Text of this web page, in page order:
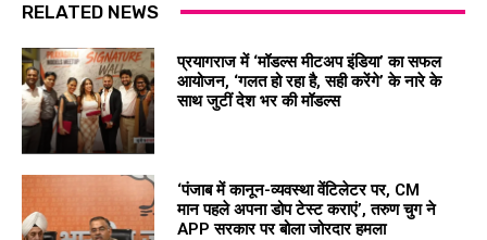
RELATED NEWS
प्रयागराज में ‘मॉडल्स मीटअप इंडिया’ का सफल
आयोजन, ‘गलत हो रहा है, सही करेंगे’ के नारे के
साथ जुटीं देश भर की मॉडल्स
‘पंजाब में कानून-व्यवस्था वेंटिलेटर पर, CM
मान पहले अपना डोप टेस्ट कराएं’, तरुण चुग ने
APP सरकार पर बोला जोरदार हमला